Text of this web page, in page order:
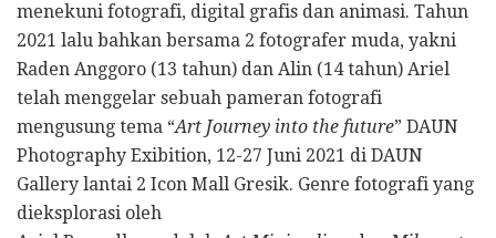
menekuni fotografi, digital grafis dan animasi. Tahun
2021 lalu bahkan bersama 2 fotografer muda, yakni
Raden Anggoro (13 tahun) dan Alin (14 tahun) Ariel
telah menggelar sebuah pameran fotografi
mengusung tema “Art Journey into the future” DAUN
Photography Exibition, 12-27 Juni 2021 di DAUN
Gallery lantai 2 Icon Mall Gresik. Genre fotografi yang
dieksplorasi oleh